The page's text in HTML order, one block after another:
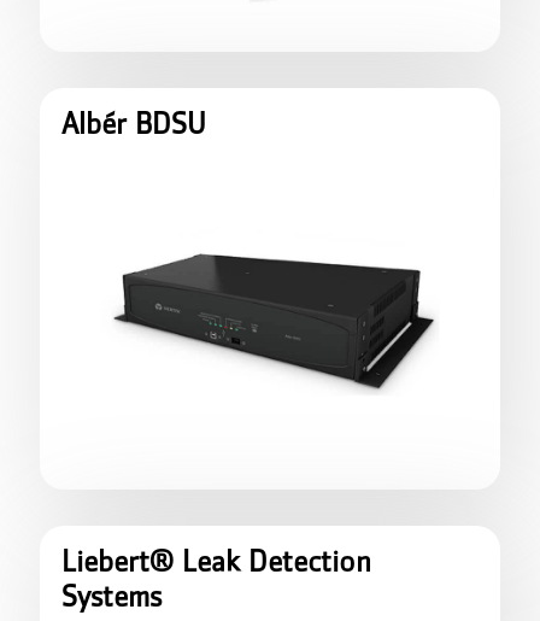
Albér BDSU
Liebert® Leak Detection
Systems